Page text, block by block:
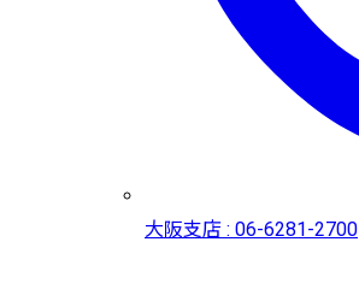
大阪支店 : 06-6281-2700